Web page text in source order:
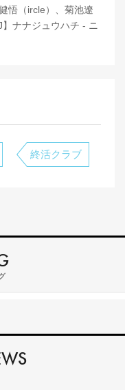
悟（ircle）、菊池遼
】ナナジュウハチ - ニ
終活クラブ